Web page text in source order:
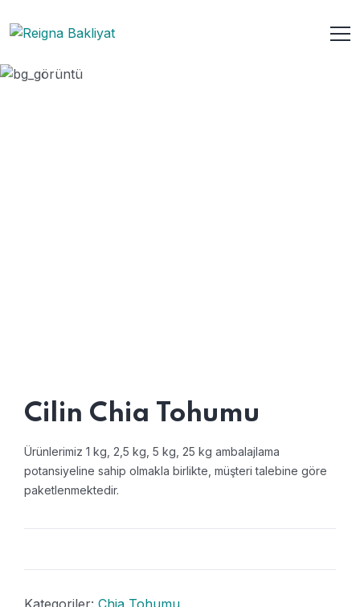
Cilin Chia Tohumu
Ürünlerimiz 1 kg, 2,5 kg, 5 kg, 25 kg ambalajlama
potansiyeline sahip olmakla birlikte, müşteri talebine göre
paketlenmektedir.
Kategoriler: Chia Tohumu